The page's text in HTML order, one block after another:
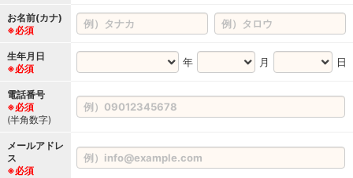
お名前(カナ)
※必須
生年月日
※必須
年 月 日
電話番号
※必須
(半角数字)
メールアドレ
ス
※必須